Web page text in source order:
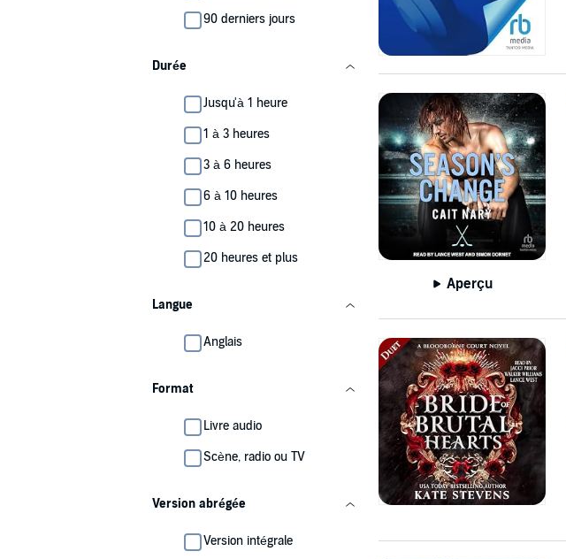
90 derniers jours
Durée
Jusqu'à 1 heure
1 à 3 heures
3 à 6 heures
6 à 10 heures
10 à 20 heures
20 heures et plus
Langue
Anglais
Format
Livre audio
Scène, radio ou TV
Version abrégée
Version intégrale
Aperçu